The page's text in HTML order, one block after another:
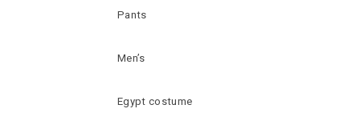
Pants
Men’s
Egypt costume